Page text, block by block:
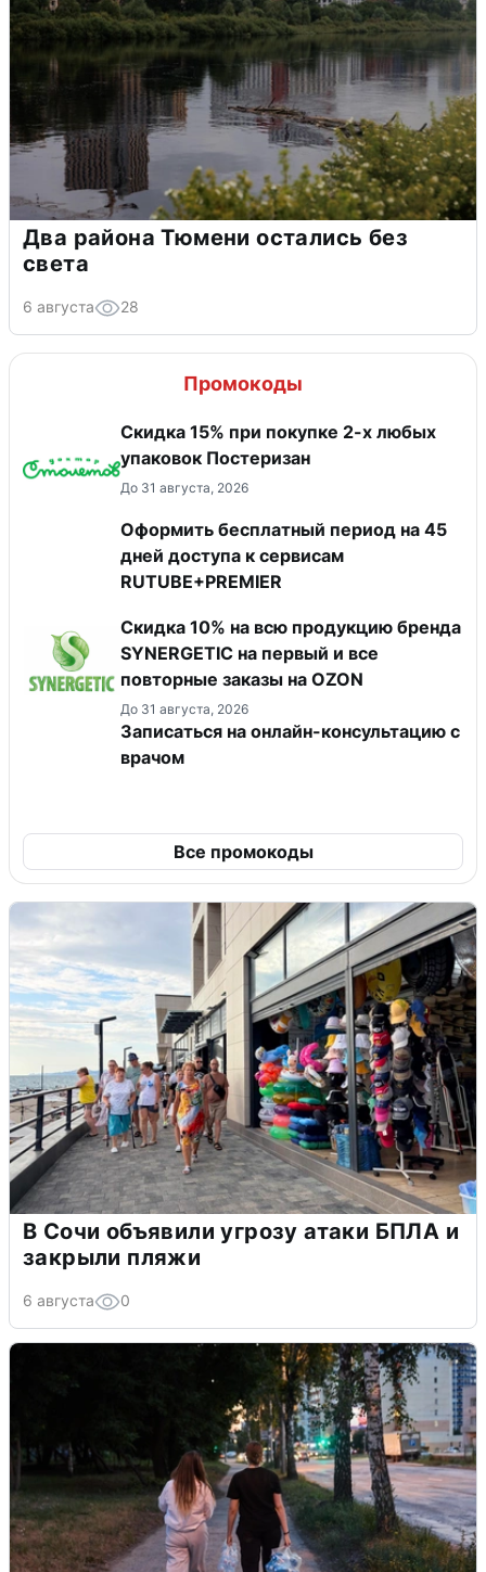
Два района Тюмени остались без
света
6 августа 28
Промокоды
Скидка 15% при покупке 2-х любых
упаковок Постеризан
До 31 августа, 2026
Оформить бесплатный период на 45
дней доступа к сервисам
RUTUBE+PREMIER
Скидка 10% на всю продукцию бренда
SYNERGETIC на первый и все
повторные заказы на OZON
До 31 августа, 2026
Записаться на онлайн-консультацию с
врачом
Все промокоды
В Сочи объявили угрозу атаки БПЛА и
закрыли пляжи
6 августа 0